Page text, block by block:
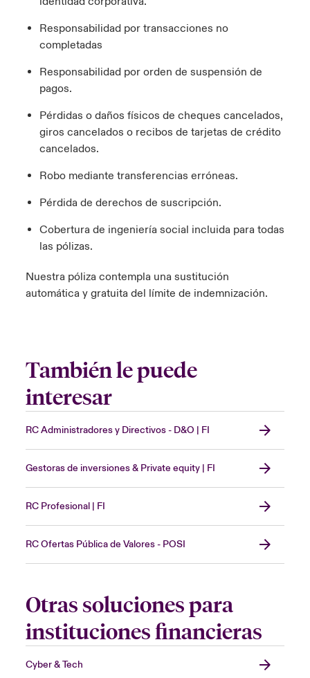
Responsabilidad por transacciones no
completadas
Responsabilidad por orden de suspensión de
pagos.
Pérdidas o daños físicos de cheques cancelados,
giros cancelados o recibos de tarjetas de crédito
cancelados.
Robo mediante transferencias erróneas.
Pérdida de derechos de suscripción.
Cobertura de ingeniería social incluida para todas
las pólizas.
Nuestra póliza contempla una sustitución
automática y gratuita del límite de indemnización.
También le puede
interesar
RC Administradores y Directivos - D&O | FI
Gestoras de inversiones & Private equity | FI
RC Profesional | FI
RC Ofertas Pública de Valores - POSI
Otras soluciones para
instituciones financieras
Cyber & Tech